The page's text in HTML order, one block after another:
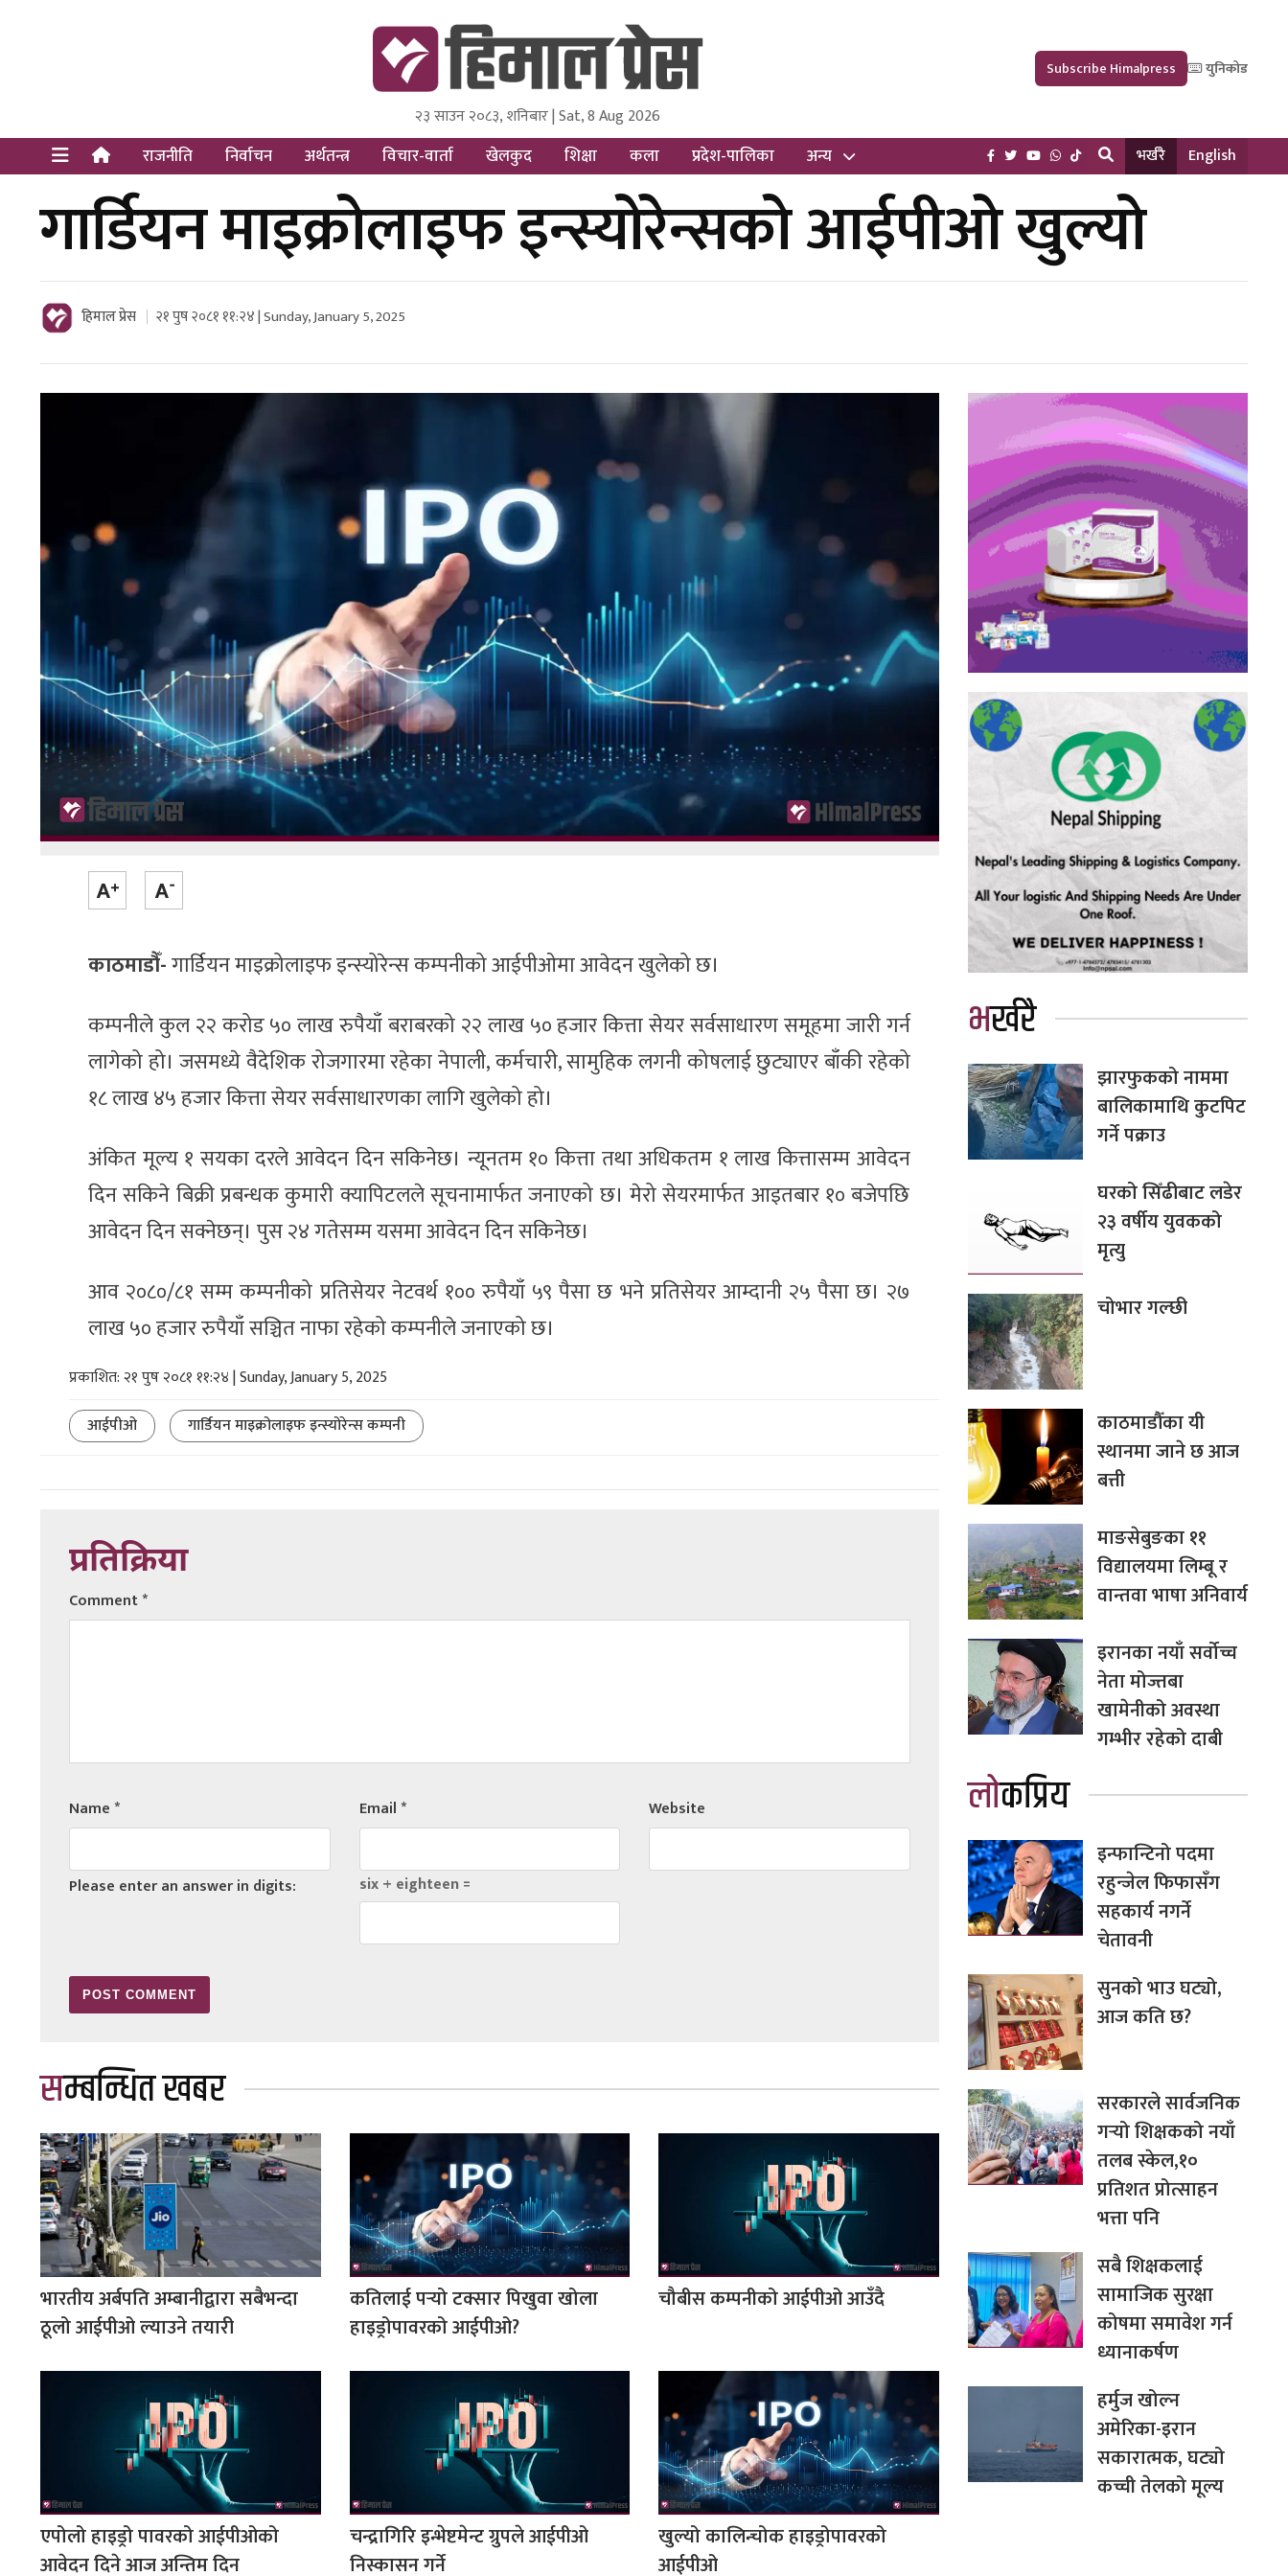
Himal Press
Dot NewsyNepal Media and Research Pvt Ltd.
२३ साउन २०८३, शनिबार | Sat, 8 Aug 2026
Subscribe Himalpress युनिकोड
राजनीति निर्वाचन अर्थतन्त्र विचार-वार्ता खेलकुद शिक्षा कला प्रदेश-पालिका अन्य भर्खरै English
गार्डियन माइक्रोलाइफ इन्स्योरेन्सको आईपीओ खुल्यो
हिमाल प्रेस २१ पुष २०८१ ११:२४ | Sunday, January 5, 2025
काठमाडौँ-गार्डियन माइक्रोलाइफ इन्स्योरेन्स कम्पनीको आईपीओमा आवेदन खुलेको छ।
कम्पनीले कुल २२ करोड ५० लाख रुपैयाँ बराबरको २२ लाख ५० हजार कित्ता सेयर सर्वसाधारण समूहमा जारी गर्न
लागेको हो। जसमध्ये वैदेशिक रोजगारमा रहेका नेपाली, कर्मचारी, सामुहिक लगनी कोषलाई छुट्याएर बाँकी रहेको
१८ लाख ४५ हजार कित्ता सेयर सर्वसाधारणका लागि खुलेको हो।
अंकित मूल्य १ सयका दरले आवेदन दिन सकिनेछ। न्यूनतम १० कित्ता तथा अधिकतम १ लाख कित्तासम्म आवेदन
दिन सकिने बिक्री प्रबन्धक कुमारी क्यापिटलले सूचनामार्फत जनाएको छ। मेरो सेयरमार्फत आइतबार १० बजेपछि
आवेदन दिन सक्नेछन्। पुस २४ गतेसम्म यसमा आवेदन दिन सकिनेछ।
आव २०८०/८१ सम्म कम्पनीको प्रतिसेयर नेटवर्थ १०० रुपैयाँ ५९ पैसा छ भने प्रतिसेयर आम्दानी २५ पैसा छ। २७
लाख ५० हजार रुपैयाँ सञ्चित नाफा रहेको कम्पनीले जनाएको छ।
प्रकाशित: २१ पुष २०८१ ११:२४ | Sunday, January 5, 2025
आईपीओ
गार्डियन माइक्रोलाइफ इन्स्योरेन्स कम्पनी
प्रतिक्रिया
Comment*
Name* Email* Website
Please enter an answer in digits: six + eighteen =
सम्बन्धित खबर
भारतीय अर्बपति अम्बानीद्वारा सबैभन्दा
ठूलो आईपीओ ल्याउने तयारी
कतिलाई पर्‍यो टक्सार पिखुवा खोला
हाइड्रोपावरको आईपीओ?
चौबीस कम्पनीको आईपीओ आउँदै
एपोलो हाइड्रो पावरको आईपीओको
आवेदन दिने आज अन्तिम दिन
चन्द्रागिरि इन्भेष्टमेन्ट ग्रुपले आईपीओ
निस्कासन गर्ने
खुल्यो कालिन्चोक हाइड्रोपावरको
आईपीओ
भर्खरै
झारफुकको नाममा
बालिकामाथि कुटपिट
गर्ने पक्राउ
घरको सिँढीबाट लडेर
२३ वर्षीय युवकको
मृत्यु
चोभार गल्छी
काठमाडौँका यी
स्थानमा जाने छ आज
बत्ती
माङसेबुङका ११
विद्यालयमा लिम्बू र
वान्तवा भाषा अनिवार्य
इरानका नयाँ सर्वोच्च
नेता मोज्तबा
खामेनीको अवस्था
गम्भीर रहेको दाबी
लोकप्रिय
इन्फान्टिनो पदमा
रहुन्जेल फिफासँग
सहकार्य नगर्ने
चेतावनी
सुनको भाउ घट्यो,
आज कति छ?
सरकारले सार्वजनिक
गर्‍यो शिक्षकको नयाँ
तलब स्केल,१०
प्रतिशत प्रोत्साहन
भत्ता पनि
सबै शिक्षकलाई
सामाजिक सुरक्षा
कोषमा समावेश गर्न
ध्यानाकर्षण
हर्मुज खोल्न
अमेरिका-इरान
सकारात्मक, घट्यो
कच्ची तेलको मूल्य